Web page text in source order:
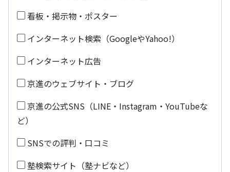
看板・掲示物・ポスター
インターネット検索（GoogleやYahoo!）
インターネット広告
京進のウェブサイト・ブログ
京進の公式SNS（LINE・Instagram・YouTubeな
ど）
SNSでの評判・口コミ
塾検索サイト（塾ナビなど）